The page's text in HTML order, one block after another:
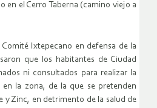
en el Cerro Taberna (camino viejo a
Ixtepecano en defensa de la
que los habitantes de Ciudad
ni consultados para realizar la
en la zona, de la que se pretenden
y Zinc, en detrimento de la salud de